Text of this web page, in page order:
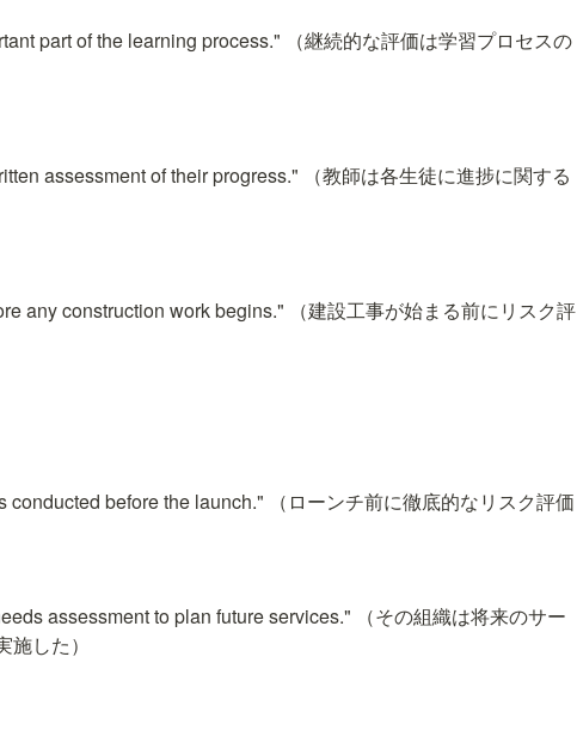
part of the learning process." （継続的な評価は学習プロセスの
assessment of their progress." （教師は各生徒に進捗に関する
any construction work begins." （建設工事が始まる前にリスク評
conducted before the launch." （ローンチ前に徹底的なリスク評価
assessment to plan future services." （その組織は将来のサー
した）